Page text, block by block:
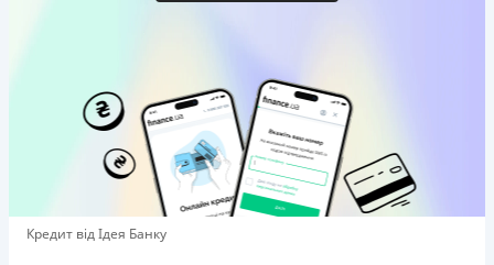
Бронзовий призер FinAwards 2026 «Найкраща програма
лояльності»
Перший займ
вiд 0,01%/день до 30 000 ₴
Повторний займ
Кредит від Ідея Банку